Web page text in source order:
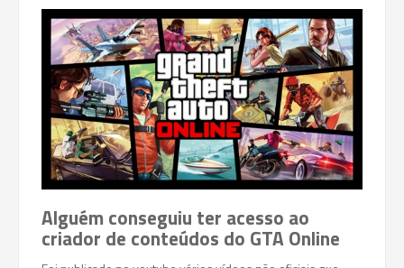
Alguém conseguiu ter acesso ao
criador de conteúdos do GTA Online